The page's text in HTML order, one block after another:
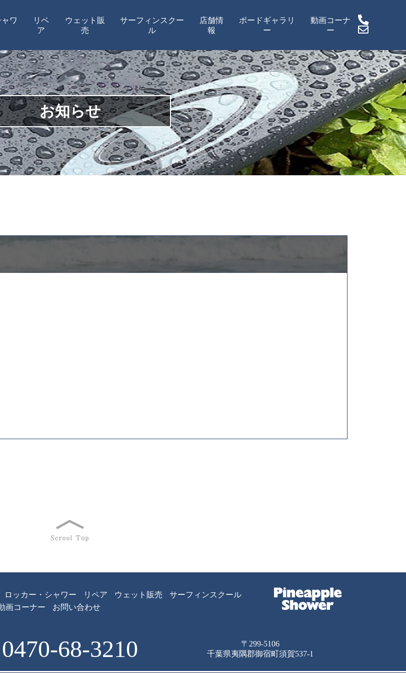
ワ
リペ
ア
ウェット販
売
サーフィンスクー
ル
店舗情
報
ボードギャラリ
ー
動画コーナ
ー
お知らせ
ロッカー・シャワー リペア ウェット販売
サーフィンスクール
画コーナー お問い合わせ
0470-68-3210
〒299-5106
千葉県夷隅郡御宿町須賀537-1